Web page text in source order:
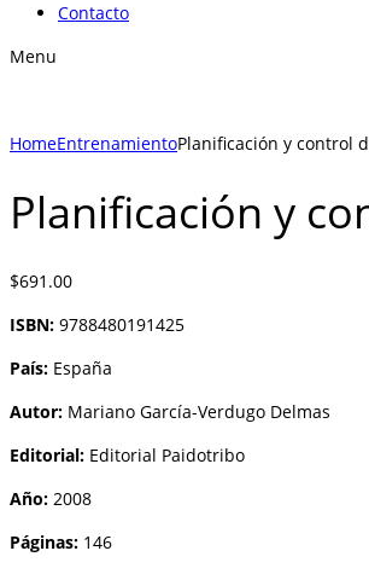
Contacto
Menu
HomeEntrenamientoPlanificación y control
Planificación y
$691.00
ISBN: 9788480191425
País: España
Autor: Mariano García-Verdugo Delmas
Editorial: Editorial Paidotribo
Año: 2008
Páginas: 146